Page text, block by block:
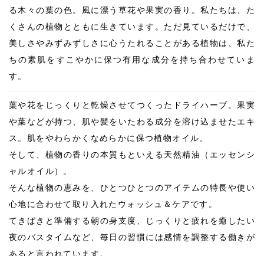
る木々の葉の色。風に漂う草花や果実の香り。私たちは、た
くさんの植物とともに生きています。ただ見ているだけで、
美しさやみずみずしさに心うたれることがある植物は、私た
ちの素肌をすこやかに保つ有用な成分を持ち合わせていま
す。
葉や花をじっくりと乾燥させてつくったドライハーブ。果実
や葉などが持つ、肌や髪をいたわる成分を溶け込ませたエキ
ス。肌をやわらかくなめらかに保つ植物オイル。
そして、植物の香りの本質もといえる天然精油（エッセンシ
ャルオイル）。
そんな植物の恵みを、ひとつひとつのアイテムの特長や使い
心地に合わせて取り入れたウォッシュ＆ケアです。
てきぱきと準備する朝の身支度、じっくりと疲れを癒したい
夜のバスタイムなど、毎日の習慣には感情を調整する働きが
あると言われています。